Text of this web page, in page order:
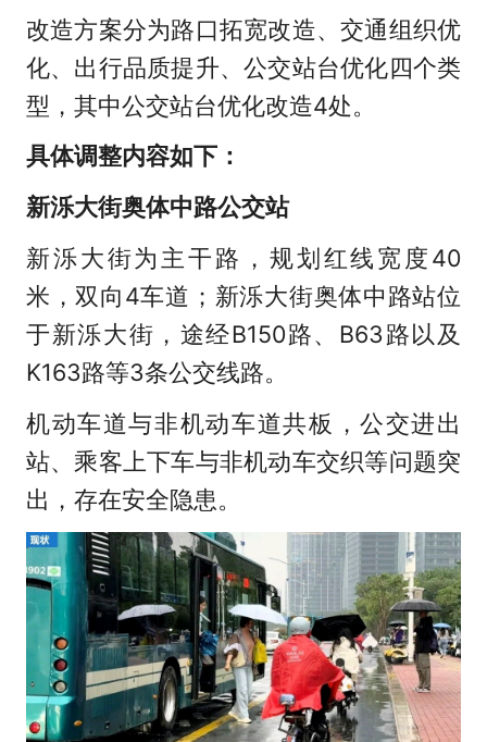
改造方案分为路口拓宽改造、交通组织优
化、出行品质提升、公交站台优化四个类
型，其中公交站台优化改造4处。
具体调整内容如下：
新泺大街奥体中路公交站
新泺大街为主干路，规划红线宽度40
米，双向4车道；新泺大街奥体中路站位
于新泺大街，途经B150路、B63路以及
K163路等3条公交线路。
机动车道与非机动车道共板，公交进出
站、乘客上下车与非机动车交织等问题突
出，存在安全隐患。